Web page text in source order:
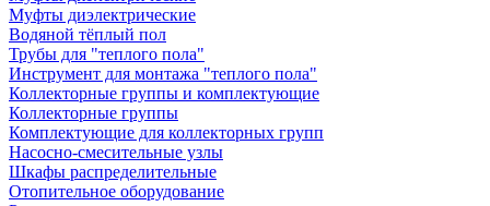
Муфты диэлектрические
Водяной тёплый пол
Трубы для "теплого пола"
Инструмент для монтажа "теплого пола"
Коллекторные группы и комплектующие
Коллекторные группы
Комплектующие для коллекторных групп
Насосно-смесительные узлы
Шкафы распределительные
Отопительное оборудование